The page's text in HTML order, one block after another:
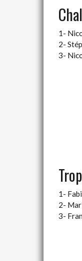
1-
2-
3-
1-
2-
3-